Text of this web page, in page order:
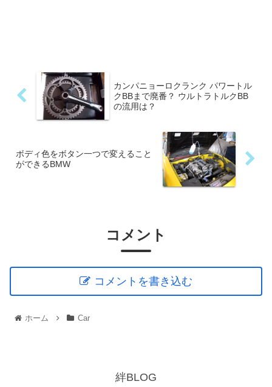
カンパニョーロクランク パワートル
クBBまで廃番？ ウルトラトルクBB
の流用は？
ボディ色をボタン一つで変えること
ができるBMW
コメント
コメントを書き込む
ホーム Car
絆BLOG